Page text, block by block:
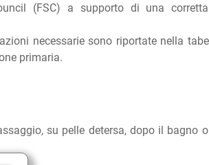
(FSC) a supporto di una
necessarie sono riportate nella
primaria.
su pelle detersa, dopo il bagno